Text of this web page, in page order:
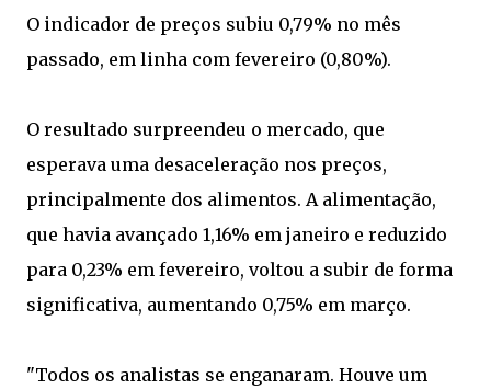
O indicador de preços subiu 0,79% no mês
passado, em linha com fevereiro (0,80%).
O resultado surpreendeu o mercado, que
esperava uma desaceleração nos preços,
principalmente dos alimentos. A alimentação,
que havia avançado 1,16% em janeiro e reduzido
para 0,23% em fevereiro, voltou a subir de forma
significativa, aumentando 0,75% em março.
"Todos os analistas se enganaram. Houve um